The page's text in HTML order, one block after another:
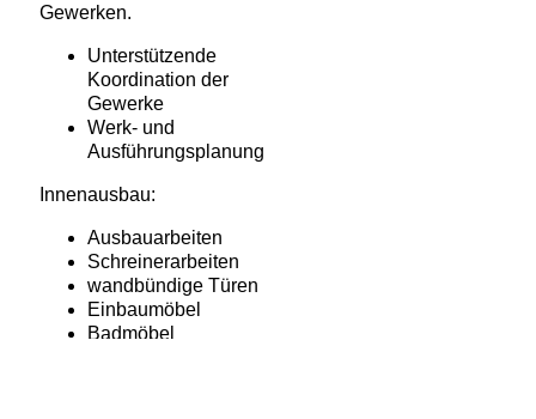
Gewerken.
Unterstützende
Koordination der
Gewerke
Werk- und
Ausführungsplanung
Innenausbau:
Ausbauarbeiten
Schreinerarbeiten
wandbündige Türen
Einbaumöbel
Badmöbel